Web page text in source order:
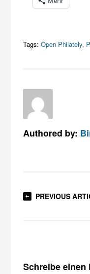
Tags: Open Philately,
Authored by:
PREVIOUS
Schreibe einen